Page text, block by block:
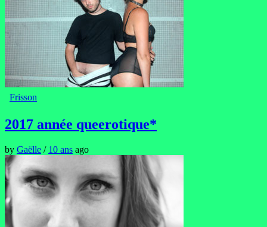
Frisson
2017 année queerotique*
by Gaëlle / 10 ans ago